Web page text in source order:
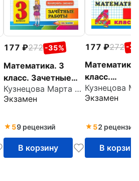
177 272 -35%
Математика. 3
класс. Зачетные
работы. ФГОС
Кузнецова Марта Ивановна
Экзамен
59 рецензий
В корзину
177 272 -
класс.
работы.
Экзамен
52 рецензии
В корзину